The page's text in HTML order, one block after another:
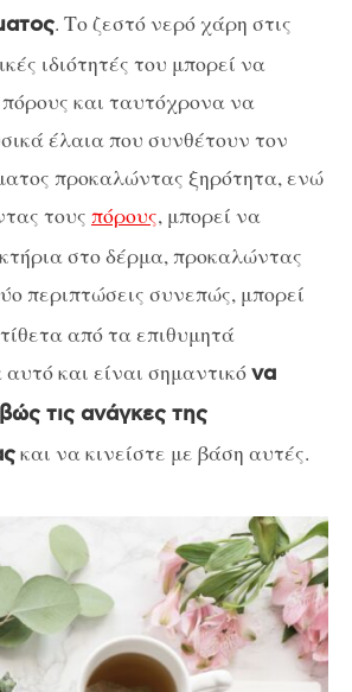
. Το ζεστό νερό χάρη στις
ιδιότητές του μπορεί να
πόρους και ταυτόχρονα να
έλαια που συνθέτουν τον
προκαλώντας ξηρότητα, ενώ
τους πόρους, μπορεί να
στο δέρμα, προκαλώντας
περιπτώσεις συνεπώς, μπορεί
από τα επιθυμητά
και είναι σημαντικόνα
τις ανάγκες της
και να κινείστε με βάση αυτές.